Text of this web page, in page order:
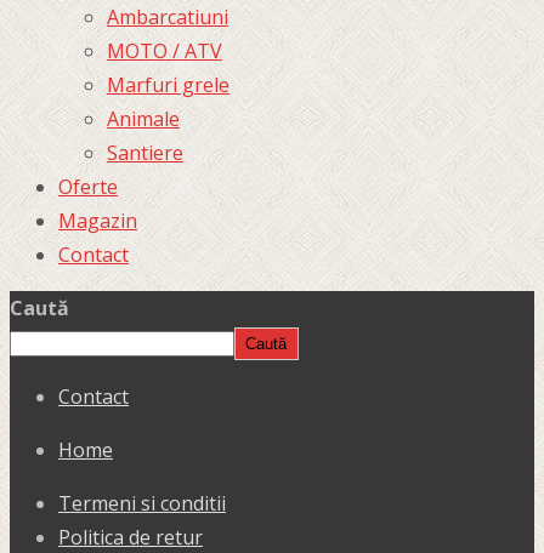
Ambarcatiuni
MOTO / ATV
Marfuri grele
Animale
Santiere
Oferte
Magazin
Contact
Caută
Caută
Contact
Home
Termeni si conditii
Politica de retur